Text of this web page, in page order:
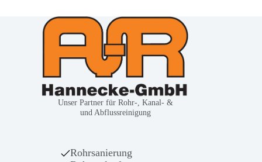
Unser Partner für Rohr-, Kanal- &
und Abflussreinigung
Rohrsanierung